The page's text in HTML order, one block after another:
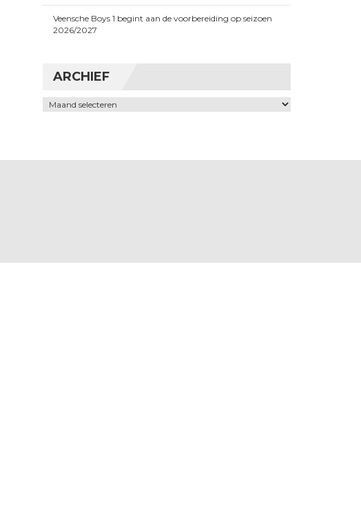
Veensche Boys 1 begint aan de voorbereiding op seizoen
2026/2027
ARCHIEF
Archief